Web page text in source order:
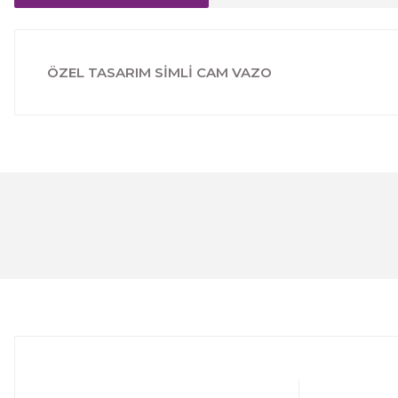
ÖZEL TASARIM SİMLİ CAM VAZO